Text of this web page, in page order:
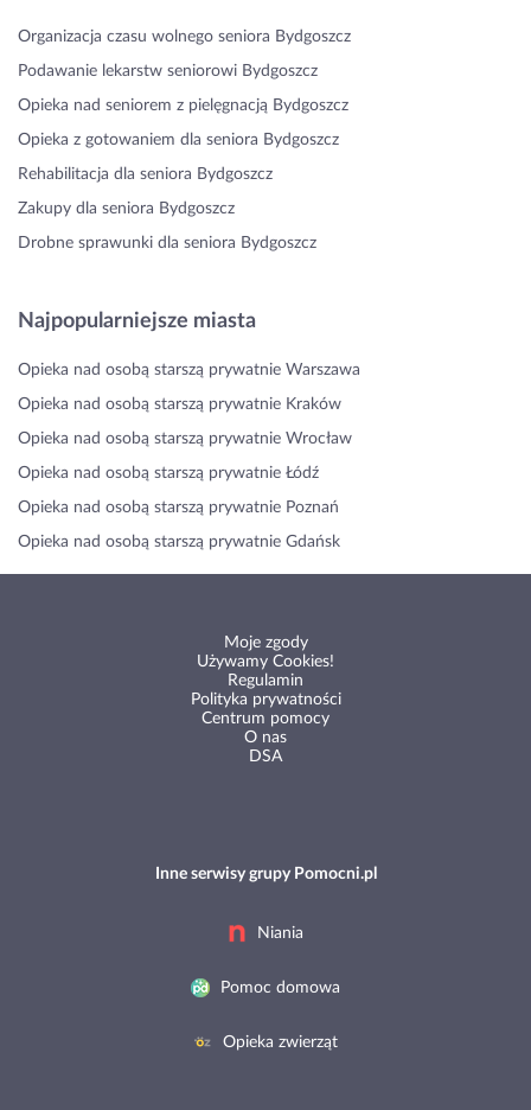
Organizacja czasu wolnego seniora Bydgoszcz
Podawanie lekarstw seniorowi Bydgoszcz
Opieka nad seniorem z pielęgnacją Bydgoszcz
Opieka z gotowaniem dla seniora Bydgoszcz
Rehabilitacja dla seniora Bydgoszcz
Zakupy dla seniora Bydgoszcz
Drobne sprawunki dla seniora Bydgoszcz
Najpopularniejsze miasta
Opieka nad osobą starszą prywatnie Warszawa
Opieka nad osobą starszą prywatnie Kraków
Opieka nad osobą starszą prywatnie Wrocław
Opieka nad osobą starszą prywatnie Łódź
Opieka nad osobą starszą prywatnie Poznań
Opieka nad osobą starszą prywatnie Gdańsk
Moje zgody
Używamy Cookies!
Regulamin
Polityka prywatności
Centrum pomocy
O nas
DSA
Inne serwisy grupy Pomocni.pl
Niania
Pomoc domowa
Opieka zwierząt